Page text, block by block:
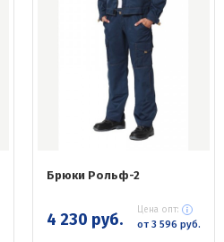
Брюки Рольф-2
4 230 руб. Цена опт:
от 3 596 руб.